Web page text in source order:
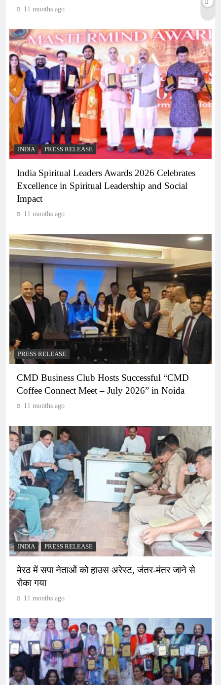
11 months ago
INDIA PRESS RELEASE
India Spiritual Leaders Awards 2026 Celebrates
Excellence in Spiritual Leadership and Social
Impact
11 months ago
PRESS RELEASE
CMD Business Club Hosts Successful “CMD
Coffee Connect Meet – July 2026” in Noida
11 months ago
INDIA PRESS RELEASE
मेरठ में सपा नेताओं को हाउस अरेस्ट, जंतर-मंतर जाने से
रोका गया
11 months ago